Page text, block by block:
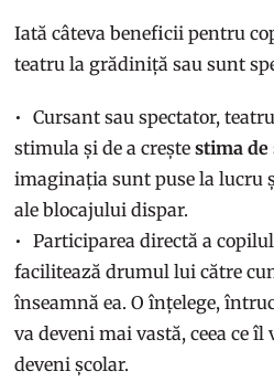
Iată câteva beneficii pentru
teatru la grădiniță sau sunt
Cursant sau spectator,
stimula și de a creștestima de
imaginația sunt puse la lucru
ale blocajului dispar.
Participarea directă a
facilitează drumul lui către
înseamnă ea. O înțelege,
va deveni mai vastă, ceea ce
deveni școlar.